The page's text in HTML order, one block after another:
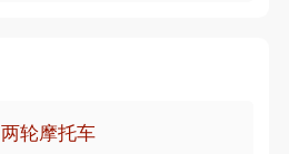
轮摩托车